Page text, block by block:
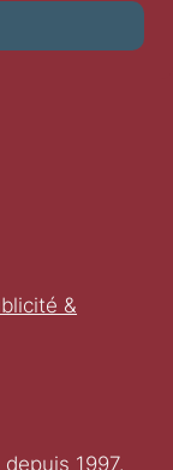
1997.
&